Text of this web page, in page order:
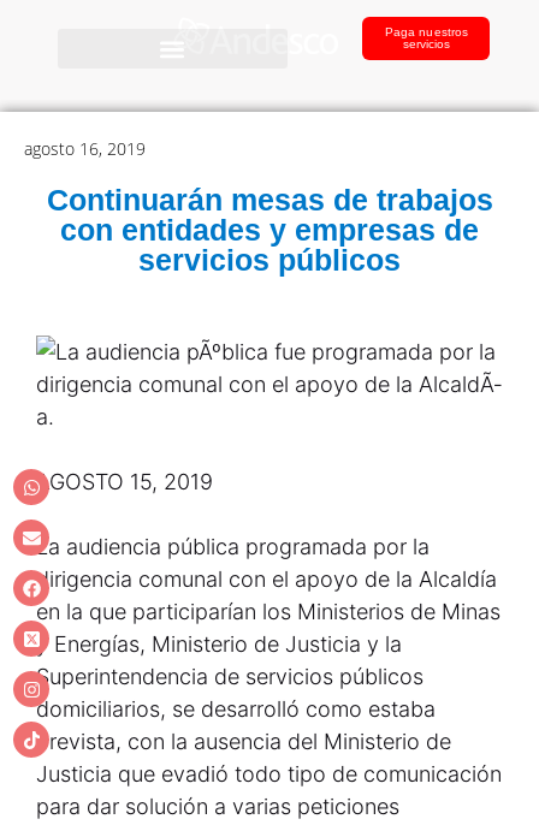
Paga nuestros
servicios
agosto 16, 2019
Continuarán mesas de trabajos
con entidades y empresas de
servicios públicos
AGOSTO 15, 2019
La audiencia pública programada por la
dirigencia comunal con el apoyo de la Alcaldía
en la que participarían los Ministerios de Minas
y Energías, Ministerio de Justicia y la
Superintendencia de servicios públicos
domiciliarios, se desarrolló como estaba
prevista, con la ausencia del Ministerio de
Justicia que evadió todo tipo de comunicación
para dar solución a varias peticiones